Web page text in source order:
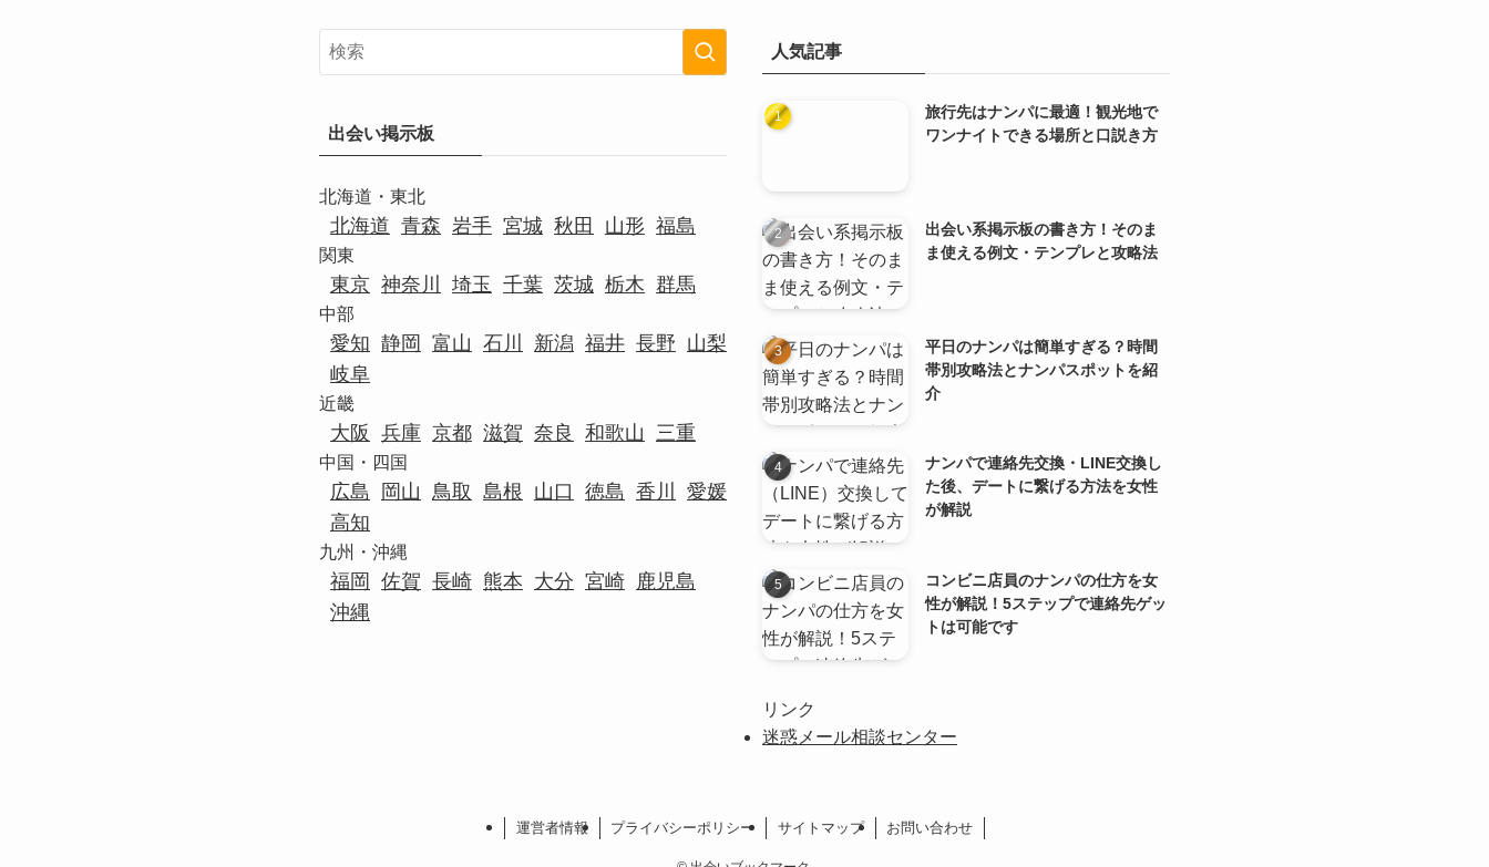
出会い掲示板
北海道・東北
北海道 青森 岩手 宮城 秋田 山形 福島
関東
東京 神奈川 埼玉 千葉 茨城 栃木 群馬
中部
愛知 静岡 富山 石川 新潟 福井 長野 山梨
岐阜
近畿
大阪 兵庫 京都 滋賀 奈良 和歌山 三重
中国・四国
広島 岡山 鳥取 島根 山口 徳島 香川
愛媛
高知
九州・沖縄
福岡 佐賀 長崎 熊本 大分 宮崎 鹿児島
沖縄
人気記事
旅行先はナンパに最適！観光地で
ワンナイトできる場所と口説き方
出会い系掲示板の書き方！そのま
ま使える例文・テンプレと攻略法
平日のナンパは簡単すぎる？時間
帯別攻略法とナンパスポットを紹
介
ナンパで連絡先交換・LINE交換し
た後、デートに繋げる方法を女性
が解説
コンビニ店員のナンパの仕方を女
性が解説！5ステップで連絡先ゲッ
トは可能です
リンク
迷惑メール相談センター
運営者情報 プライバシーポリシー サイトマップ お問い合わせ